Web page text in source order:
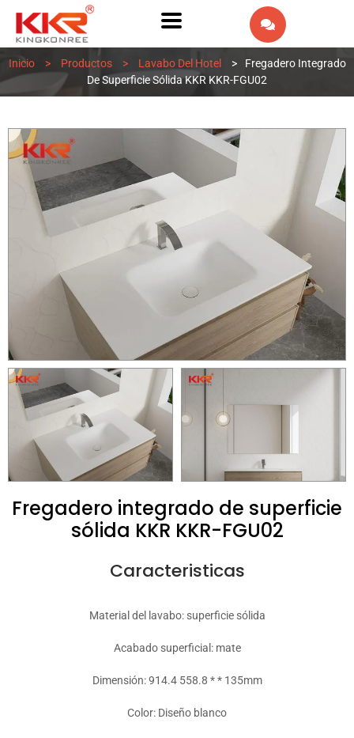
AR
PT
Inicio > Productos > Lavabo Del Hotel >
Fregadero Integrado
De Superficie Sólida KKR KKR-FGU02
Fregadero integrado de superficie
sólida KKR KKR-FGU02
Caracteristicas
Material del lavabo: superficie sólida
Acabado superficial: mate
Dimensión: 914.4 558.8 * * 135mm
Color: Diseño blanco